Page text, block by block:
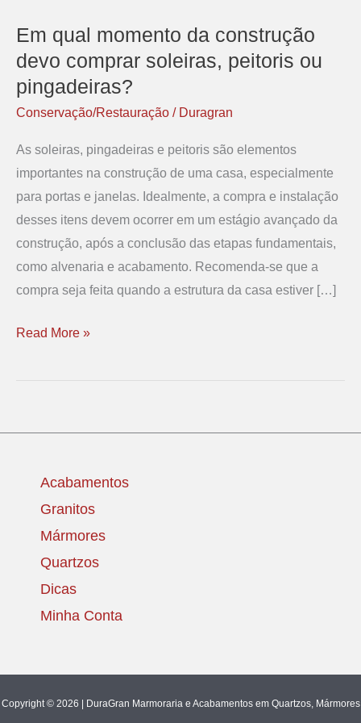
Em qual momento da construção
devo comprar soleiras, peitoris ou
pingadeiras?
Conservação/Restauração / Duragran
As soleiras, pingadeiras e peitoris são elementos
importantes na construção de uma casa, especialmente
para portas e janelas. Idealmente, a compra e instalação
desses itens devem ocorrer em um estágio avançado da
construção, após a conclusão das etapas fundamentais,
como alvenaria e acabamento. Recomenda-se que a
compra seja feita quando a estrutura da casa estiver […]
Em
qual
momento
devo
comprar
soleiras,
peitoris
ou
pingadeiras?
Read More »
Acabamentos
Granitos
Mármores
Quartzos
Dicas
Minha Conta
Copyright © 2026 | DuraGran Marmoraria e Acabamentos em Quartzos, Mármores